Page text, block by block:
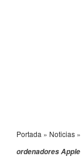
Portada » Noticias »
ordenadores Apple